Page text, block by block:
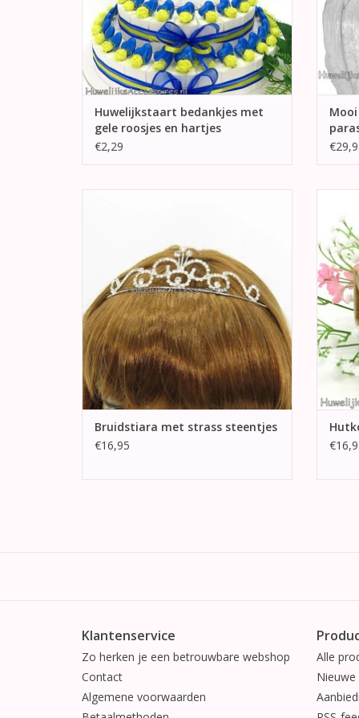
Huwelijkstaart bedankjes met
gele roosjes en hartjes
€2,29
Bruidstiara met strass steentjes
€16,95
Klantenservice
Zo herken je een betrouwbare webshop
Contact
Algemene voorwaarden
Alle